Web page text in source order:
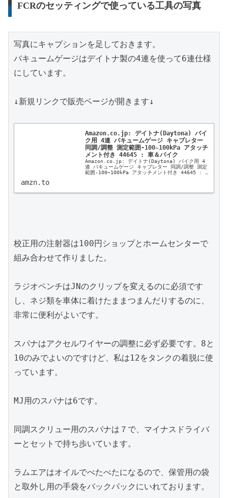
FCRのセッティングで使っている工具の写真
写真にキャプションを足しておきます。
バキュームゲージはデイトナ製の4連を使って6連仕様
にしています。
↓新規リンクで販売ページが開きます↓
Amazon.co.jp: デイトナ(Daytona) バイ
ク用 4連 バキュームゲージ キャブレター
同調/調整 測定範囲-100~100kPa アタッチ
メント付き 44645 : 車＆バイク
Amazon.co.jp: デイトナ(Daytona) バイク用 4
連 バキュームゲージ キャブレター 同調/調整 測定
範囲-100~100kPa アタッチメント付き 44645 :
amzn.to
校正用の注射器は100円ショップとホームセンターで
組み合わせて作りました。
ラジオペンチはJNのクリップを変えるのに必須です
し、ネジ類を車体に着けたままつまんだりするのに、
非常に便利がよいです。
スパナはアクセルワイヤーの調整に必ず必要です。8と
10のみでよいのですけど、私は12をタンクの着脱に使
っています。
MJ用のスパナは6です。
同調スクリュー用のスパナは７で、マイナスドライバ
ーとセットで持ち歩いています。
ラムエアはオイルでべたべたになるので、保管用の袋
と取外し用の手袋をバックパックにいれております。